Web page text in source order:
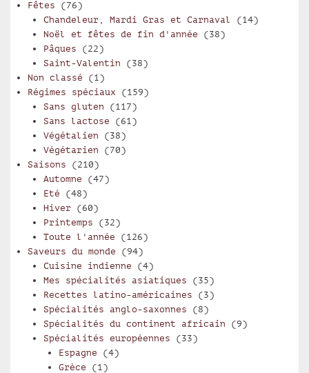
Fêtes (76)
Chandeleur, Mardi Gras et Carnaval (14)
Noël et fêtes de fin d'année (38)
Pâques (22)
Saint-Valentin (38)
Non classé (1)
Régimes spéciaux (159)
Sans gluten (117)
Sans lactose (61)
Végétalien (38)
Végétarien (70)
Saisons (210)
Automne (47)
Eté (48)
Hiver(60)
Printemps (32)
Toute l'année (126)
Saveurs du monde (94)
Cuisine indienne (4)
Mes spécialités asiatiques (35)
Recettes latino-américaines (3)
Spécialités anglo-saxonnes (8)
Spécialités du continent africain (9)
Spécialités européennes (33)
Espagne (4)
Grèce (1)